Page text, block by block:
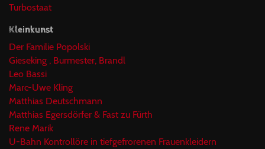
Turbostaat
Kleinkunst
Der Familie Popolski
Gieseking , Burmester, Brandl
Leo Bassi
Marc-Uwe Kling
Matthias Deutschmann
Matthias Egersdörfer & Fast zu Fürth
Rene Marik
U-Bahn Kontrollöre in tiefgefrorenen Frauenkleidern